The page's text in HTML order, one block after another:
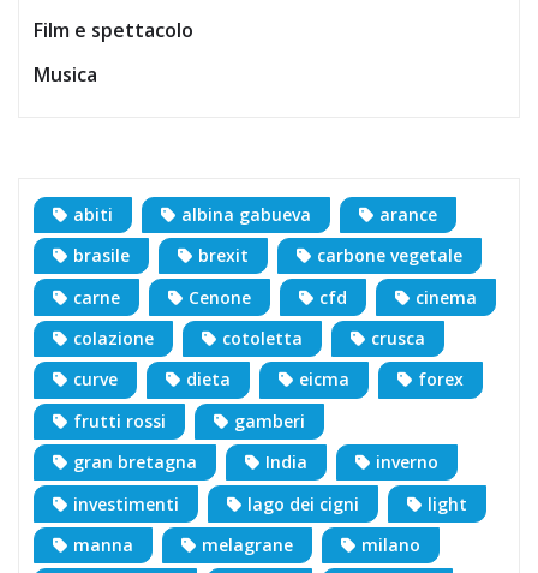
Film e spettacolo
Musica
abiti albina gabueva
arance
brasile
brexit
carbone vegetale
carne
Cenone cfd
cinema
colazione
cotoletta
crusca
curve
dieta eicma
forex
frutti rossi
gamberi
gran bretagna
India
inverno
investimenti
lago dei cigni
light
manna
melagrane
milano